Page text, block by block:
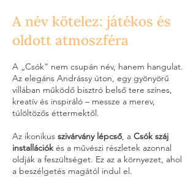
A név kötelez: játékos és
oldott atmoszféra
A „Csók” nem csupán név, hanem hangulat.
Az elegáns Andrássy úton, egy gyönyörű
villában működő bisztró belső tere színes,
kreatív és inspiráló – messze a merev,
túlöltözős éttermektől.
Az ikonikus szivárvány lépcső, a Csók száj
installációkés a művészi részletek azonnal
oldják a feszültséget. Ez az a környezet, ahol
a beszélgetés magától indul el.